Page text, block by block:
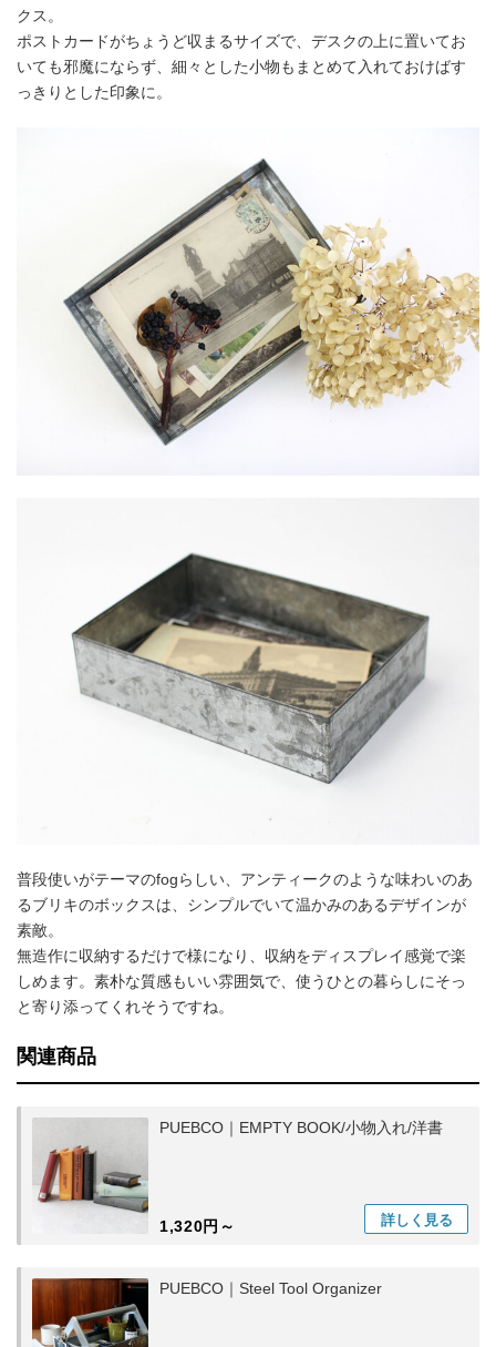
クス。
ポストカードがちょうど収まるサイズで、デスクの上に置いてお
いても邪魔にならず、細々とした小物もまとめて入れておけばす
っきりとした印象に。
普段使いがテーマのfogらしい、アンティークのような味わいのあ
るブリキのボックスは、シンプルでいて温かみのあるデザインが
素敵。
無造作に収納するだけで様になり、収納をディスプレイ感覚で楽
しめます。素朴な質感もいい雰囲気で、使うひとの暮らしにそっ
と寄り添ってくれそうですね。
関連商品
PUEBCO｜EMPTY BOOK/小物入れ/洋書
1,320円～ 詳しく 見る
PUEBCO｜Steel Tool Organizer